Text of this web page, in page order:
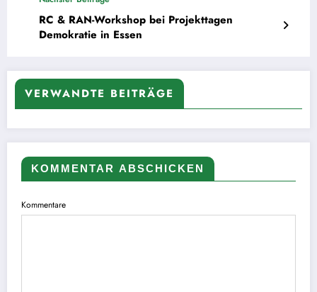
RC & RAN-Workshop bei Projekttagen
Demokratie in Essen
VERWANDTE BEITRÄGE
KOMMENTAR ABSCHICKEN
Kommentare